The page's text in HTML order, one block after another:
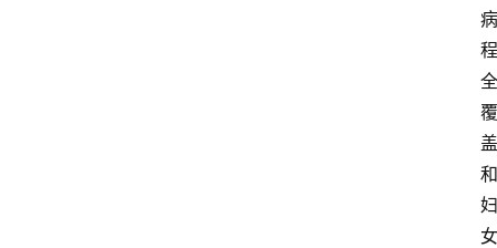
病
程
全
覆
盖
和
妇
女